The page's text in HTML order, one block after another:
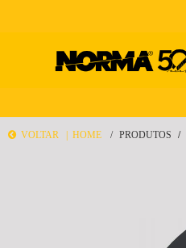
VOLTAR | HOME PRODUTOS